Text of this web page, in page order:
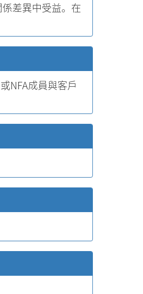
差異中受益。在
NFA成員與客戶